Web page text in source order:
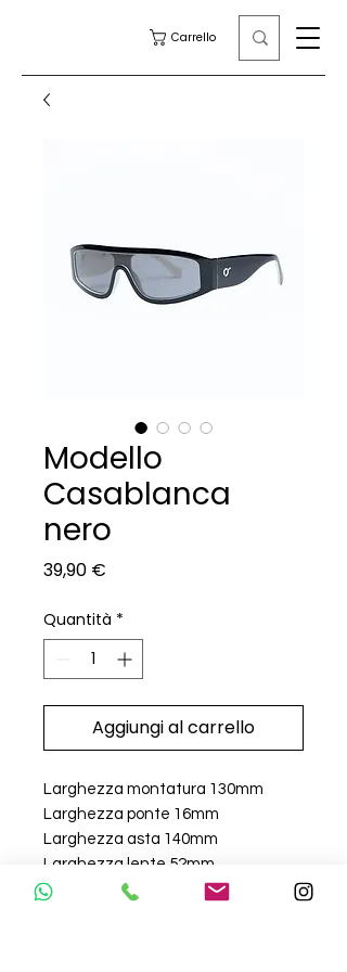
Carrello
Modello
Casablanca
nero
39,90 €
Quantità *
Aggiungi al carrello
Larghezza montatura 130mm
Larghezza ponte 16mm
Larghezza asta 140mm
Larghezza lente 52mm
Modello Unisex